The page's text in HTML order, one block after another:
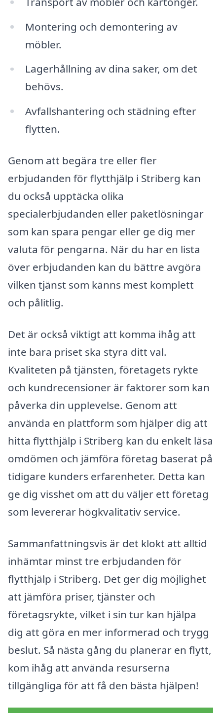
Montering och demontering av
möbler.
Lagerhållning av dina saker, om det
behövs.
Avfallshantering och städning efter
flytten.
Genom att begära tre eller fler
erbjudanden för flytthjälp i Striberg kan
du också upptäcka olika
specialerbjudanden eller paketlösningar
som kan spara pengar eller ge dig mer
valuta för pengarna. När du har en lista
över erbjudanden kan du bättre avgöra
vilken tjänst som känns mest komplett
och pålitlig.
Det är också viktigt att komma ihåg att
inte bara priset ska styra ditt val.
Kvaliteten på tjänsten, företagets rykte
och kundrecensioner är faktorer som kan
påverka din upplevelse. Genom att
använda en plattform som hjälper dig att
hitta flytthjälp i Striberg kan du enkelt läsa
omdömen och jämföra företag baserat på
tidigare kunders erfarenheter. Detta kan
ge dig visshet om att du väljer ett företag
som levererar högkvalitativ service.
Sammanfattningsvis är det klokt att alltid
inhämtar minst tre erbjudanden för
flytthjälp i Striberg. Det ger dig möjlighet
att jämföra priser, tjänster och
företagsrykte, vilket i sin tur kan hjälpa
dig att göra en mer informerad och trygg
beslut. Så nästa gång du planerar en flytt,
kom ihåg att använda resurserna
tillgängliga för att få den bästa hjälpen!